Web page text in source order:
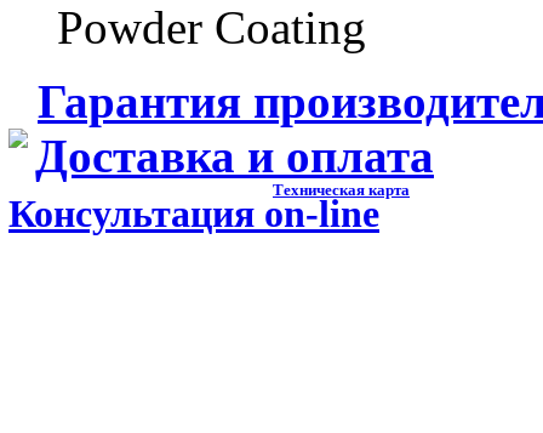
Powder Coating
Гарантия
Доставка и оплата
Консультация on-line
Техническая карта